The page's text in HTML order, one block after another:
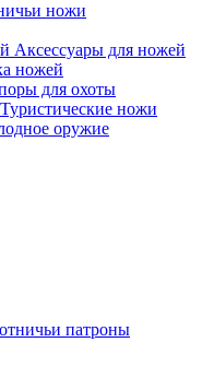
ножи
Аксессуары для ножей
ножей
для охоты
Туристические ножи
оружие
патроны